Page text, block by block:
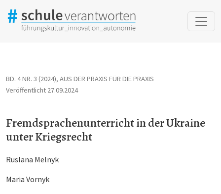
BD. 4 NR. 3 (2024), AUS DER PRAXIS FÜR DIE PRAXIS
Fremdsprachenunterricht in der Ukraine
unter Kriegsrecht
Veröffentlicht 27.09.2024
Ruslana Melnyk
Maria Vornyk